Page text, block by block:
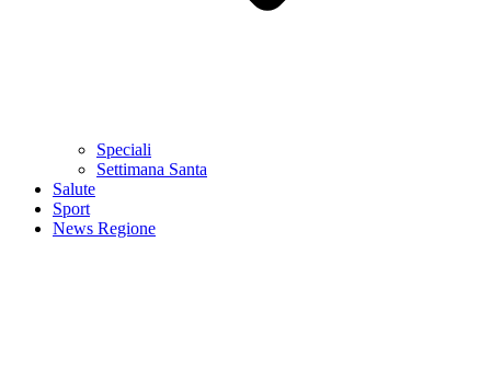
Speciali
Settimana Santa
Salute
Sport
News Regione